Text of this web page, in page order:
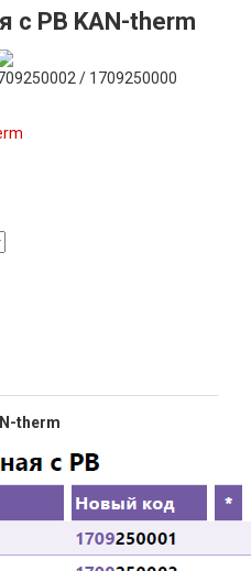
с РВ KAN-therm
/ 1709250000
therm